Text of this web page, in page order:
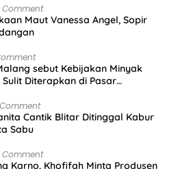
Comment
Maut Vanessa Angel, Sopir
sebut Kebijakan Minyak
Diterapkan di Pasar
Cantik Blitar Ditinggal Kabur
Sabu
Comment
Karno, Khofifah Minta Produsen